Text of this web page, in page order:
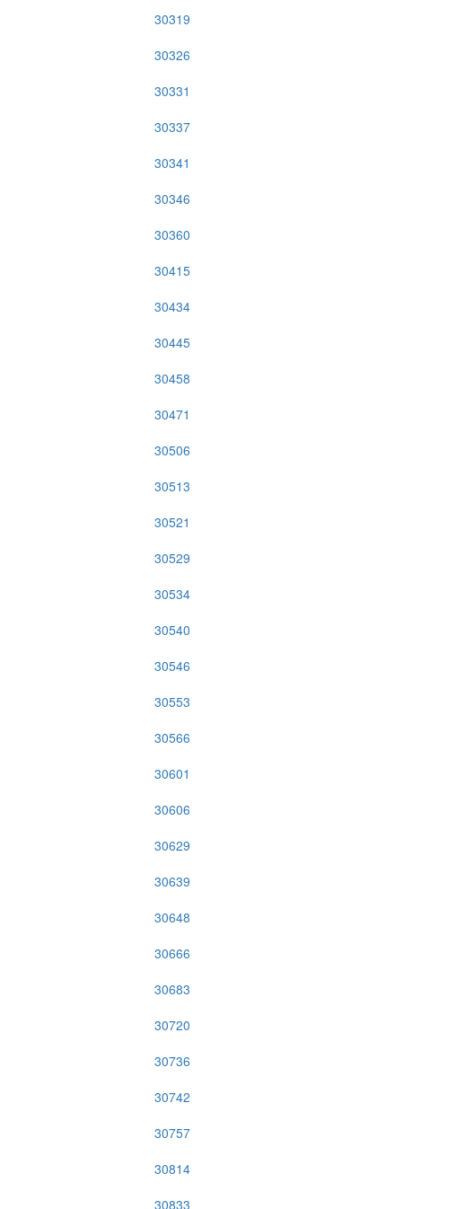
30319
30326
30331
30337
30341
30346
30360
30415
30434
30445
30458
30471
30506
30513
30521
30529
30534
30540
30546
30553
30566
30601
30606
30629
30639
30648
30666
30683
30720
30736
30742
30757
30814
30833